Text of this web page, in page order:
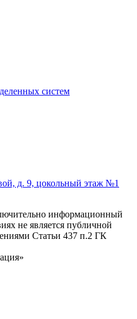
систем
д. 9, цокольный этаж №1
информационный
не является публичной
Статьи 437 п.2 ГК